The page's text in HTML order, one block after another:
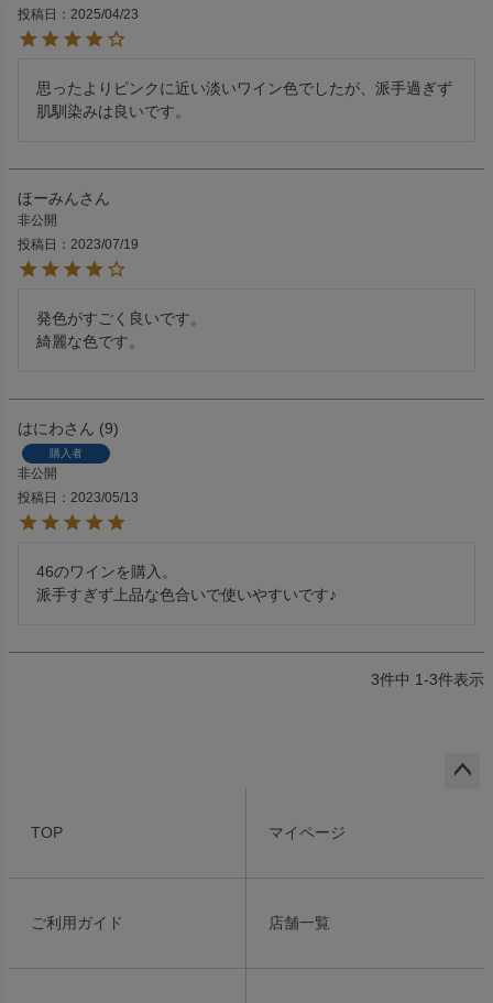
投稿日
2025/04/23
思ったよりピンクに近い淡いワイン色でしたが、派手過ぎず
肌馴染みは良いです。
ほーみん
非公開
投稿日
2023/07/19
発色がすごく良いです。
綺麗な色です。
はにわ 9
購入者
非公開
投稿日
2023/05/13
46のワインを購入。
派手すぎず上品な色合いで使いやすいです♪
3件中 1-3件表示
TOP マイページ
ご利用ガイド 店舗一覧